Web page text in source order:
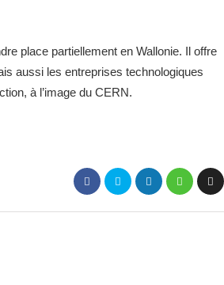
place partiellement en Wallonie. Il offre
aussi les entreprises technologiques
à l’image du CERN.